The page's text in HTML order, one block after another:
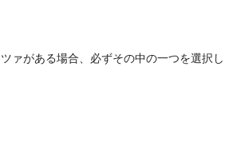
ァがある場合、必ずその中の一つを選択し